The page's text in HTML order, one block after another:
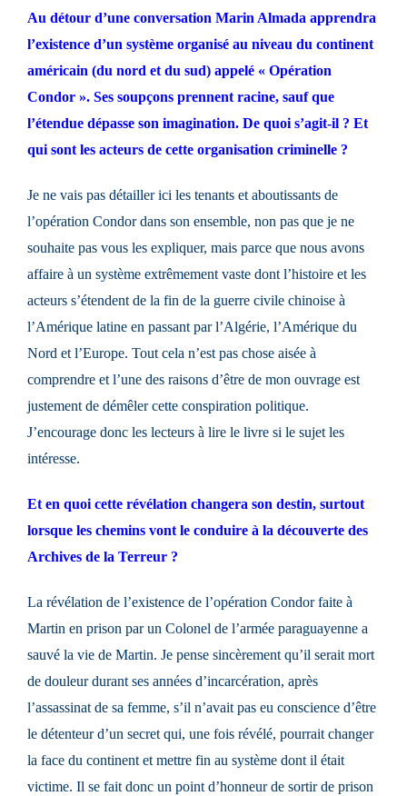
Au détour d’une conversation Marin Almada apprendra
l’existence d’un système organisé au niveau du continent
américain (du nord et du sud) appelé « Opération
Condor ». Ses soupçons prennent racine, sauf que
l’étendue dépasse son imagination. De quoi s’agit-il ? Et
qui sont les acteurs de cette organisation criminelle ?
Je ne vais pas détailler ici les tenants et aboutissants de
l’opération Condor dans son ensemble, non pas que je ne
souhaite pas vous les expliquer, mais parce que nous avons
affaire à un système extrêmement vaste dont l’histoire et les
acteurs s’étendent de la fin de la guerre civile chinoise à
l’Amérique latine en passant par l’Algérie, l’Amérique du
Nord et l’Europe. Tout cela n’est pas chose aisée à
comprendre et l’une des raisons d’être de mon ouvrage est
justement de démêler cette conspiration politique.
J’encourage donc les lecteurs à lire le livre si le sujet les
intéresse.
Et en quoi cette révélation changera son destin, surtout
lorsque les chemins vont le conduire à la découverte des
Archives de la Terreur ?
La révélation de l’existence de l’opération Condor faite à
Martin en prison par un Colonel de l’armée paraguayenne a
sauvé la vie de Martin. Je pense sincèrement qu’il serait mort
de douleur durant ses années d’incarcération, après
l’assassinat de sa femme, s’il n’avait pas eu conscience d’être
le détenteur d’un secret qui, une fois révélé, pourrait changer
la face du continent et mettre fin au système dont il était
victime. Il se fait donc un point d’honneur de sortir de prison